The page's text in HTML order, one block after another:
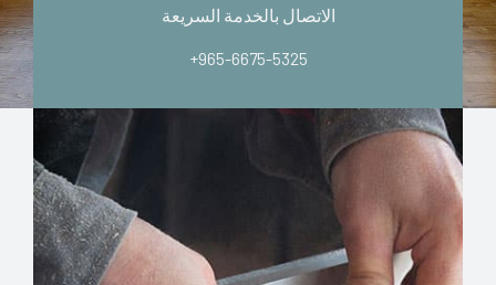
الاتصال بالخدمة السريعة
+965-6675-5325